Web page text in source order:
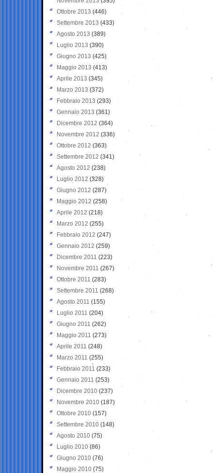
Ottobre 2013 (446)
Settembre 2013 (433)
Agosto 2013 (389)
Luglio 2013 (390)
Giugno 2013 (425)
Maggio 2013 (413)
Aprile 2013 (345)
Marzo 2013 (372)
Febbraio 2013 (293)
Gennaio 2013 (361)
Dicembre 2012 (364)
Novembre 2012 (336)
Ottobre 2012 (363)
Settembre 2012 (341)
Agosto 2012 (238)
Luglio 2012 (328)
Giugno 2012 (287)
Maggio 2012 (258)
Aprile 2012 (218)
Marzo 2012 (255)
Febbraio 2012 (247)
Gennaio 2012 (259)
Dicembre 2011 (223)
Novembre 2011 (267)
Ottobre 2011 (283)
Settembre 2011 (268)
Agosto 2011 (155)
Luglio 2011 (204)
Giugno 2011 (262)
Maggio 2011 (273)
Aprile 2011 (248)
Marzo 2011 (255)
Febbraio 2011 (233)
Gennaio 2011 (253)
Dicembre 2010 (237)
Novembre 2010 (187)
Ottobre 2010 (157)
Settembre 2010 (148)
Agosto 2010 (75)
Luglio 2010 (86)
Giugno 2010 (76)
Maggio 2010 (75)